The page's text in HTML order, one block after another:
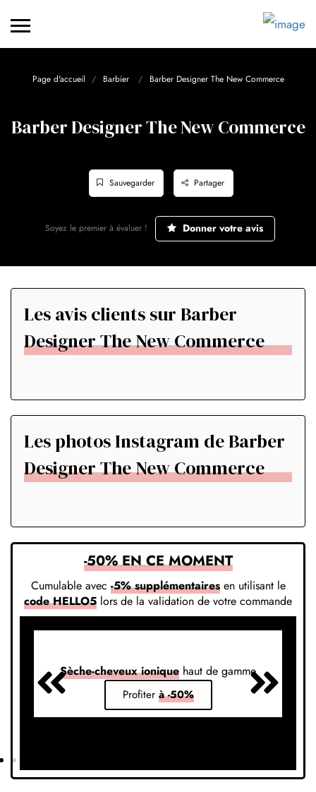
Page d'accueil Barbier Barber Designer The New Commerce
Barber Designer The New Commerce
Sauvegarder Partager
Soyez le premier à évaluer ! Donner votre avis
Les avis clients sur Barber
Designer The New Commerce
Les photos Instagram de Barber
Designer The New Commerce
-50% EN CE MOMENT
Cumulable avec -5% supplémentairesen utilisant le
code HELLO5 lors de la validation de votre commande
Sèche-cheveux ionique haut de gamme
Profiter à -50%